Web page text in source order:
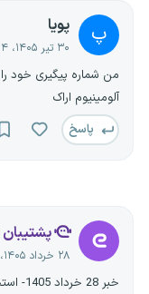
پ پویا
۳۰ تیر ۱۴۰۵، ۱۱:۰۴
من شماره پیگیری خود
آلومینیوم اراک
پاسخ
۲۸ خرداد ۱۴۰۵، ۱۲:۱۳
خبر 28 خرداد 1405- استخدام شرکت آلومینیوم ایران